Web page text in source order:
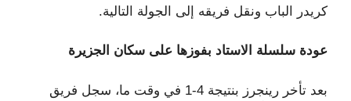
كريدر الباب ونقل فريقه إلى الجولة التالية.
عودة سلسلة الاستاد بفوزها على سكان الجزيرة
بعد تأخر رينجرز بنتيجة 4-1 في وقت ما، سجل فريق